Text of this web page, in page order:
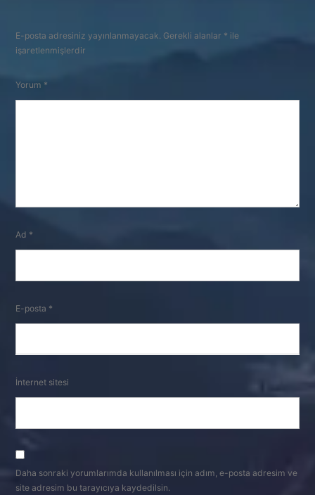
E-posta adresiniz yayınlanmayacak. Gerekli alanlar * ile
işaretlenmişlerdir
Yorum *
Ad *
E-posta *
İnternet sitesi
Daha sonraki yorumlarımda kullanılması için adım, e-posta adresim ve
site adresim bu tarayıcıya kaydedilsin.